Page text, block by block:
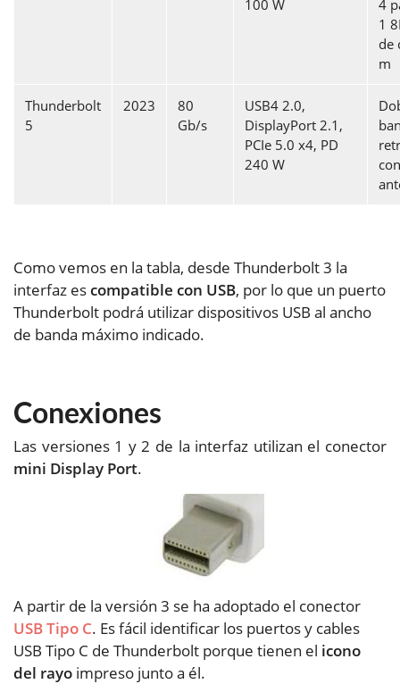
100 W
4
1
de
m
Thunderbolt
5
2023
80
Gb/s
USB4 2.0,
DisplayPort 2.1,
PCIe 5.0 x4, PD
240 W
Como vemos en la tabla, desde Thunderbolt 3 la
interfaz escompatible con USB, por lo que un puerto
Thunderbolt podrá utilizar dispositivos USB al ancho
de banda máximo indicado.
Conexiones
Las versiones 1 y 2 de la interfaz utilizan el conector
mini Display Port.
A partir de la versión 3 se ha adoptado el conector
USB Tipo C. Es fácil identificar los puertos y cables
USB Tipo C de Thunderbolt porque tienen el icono
del rayo impreso junto a él.